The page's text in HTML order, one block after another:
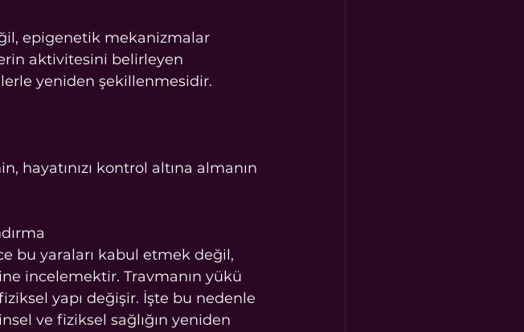
epigenetik mekanizmalar
aktivitesini belirleyen
yeniden şekillenmesidir.
hayatınızı kontrol altına almanın
bu yaraları kabul etmek değil,
incelemektir. Travmanın yükü
yapı değişir. İşte bu nedenle
ve fiziksel sağlığın yeniden